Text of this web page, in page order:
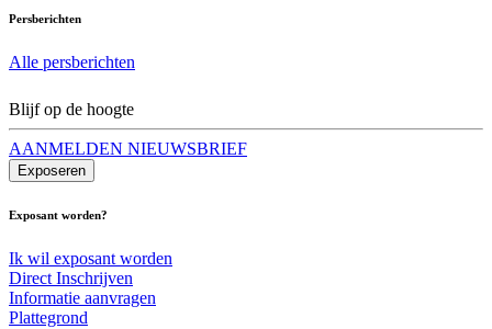
Persberichten
Alle persberichten
Blijf op de hoogte
AANMELDEN NIEUWSBRIEF
Exposeren
Exposant worden?
Ik wil exposant worden
Direct Inschrijven
Informatie aanvragen
Plattegrond